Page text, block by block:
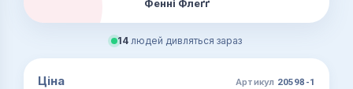
Фенні Флеґґ
14 людей дивляться зараз
Ціна Артикул 20598-1